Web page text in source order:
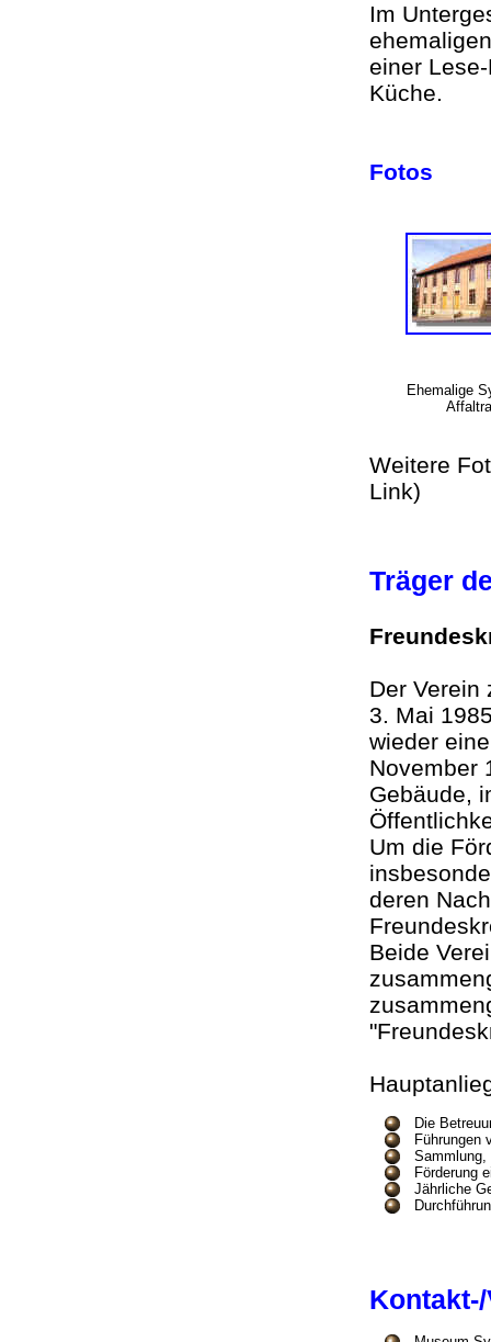
Im
einer
Küche.
Fotos
Ehemalige
Weitere
Link)
Träger
Der Verein
3. Mai
wieder
November
Gebäude,
Um die
deren
Beide
Die
Führungen
Sammlung,
Förderung
Jährliche